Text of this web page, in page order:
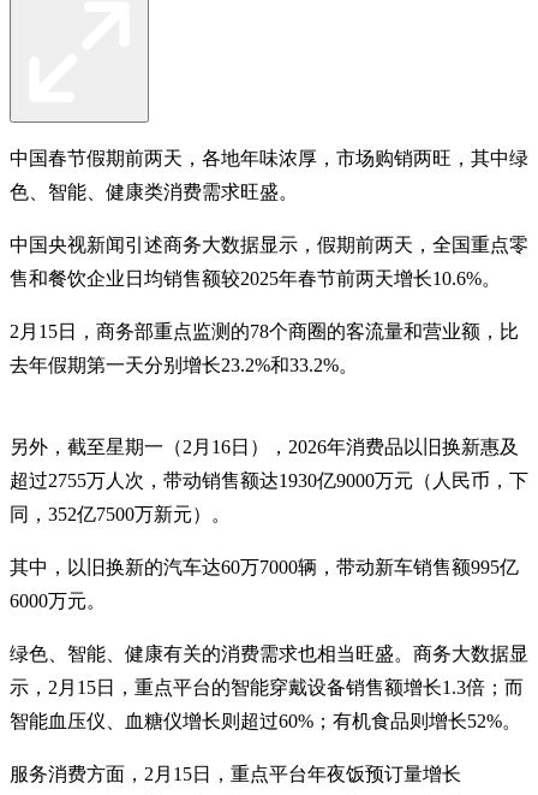
中国春节假期前两天，各地年味浓厚，市场购销两旺，其中绿
色、智能、健康类消费需求旺盛。
中国央视新闻引述商务大数据显示，假期前两天，全国重点零
售和餐饮企业日均销售额较2025年春节前两天增长10.6%。
2月15日，商务部重点监测的78个商圈的客流量和营业额，比
去年假期第一天分别增长23.2%和33.2%。
另外，截至星期一（2月16日），2026年消费品以旧换新惠及
超过2755万人次，带动销售额达1930亿9000万元（人民币，下
同，352亿7500万新元）。
其中，以旧换新的汽车达60万7000辆，带动新车销售额995亿
6000万元。
绿色、智能、健康有关的消费需求也相当旺盛。商务大数据显
示，2月15日，重点平台的智能穿戴设备销售额增长1.3倍；而
智能血压仪、血糖仪增长则超过60%；有机食品则增长52%。
服务消费方面，2月15日，重点平台年夜饭预订量增长